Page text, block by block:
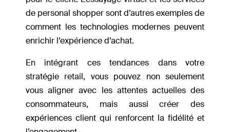
de personal shopper sont d’autres exemples de
comment les technologies modernes peuvent
enrichir l’expérience d’achat.
En intégrant ces tendances dans votre
stratégie retail, vous pouvez non seulement
vous aligner avec les attentes actuelles des
consommateurs, mais aussi créer des
expériences client qui renforcent la fidélité et